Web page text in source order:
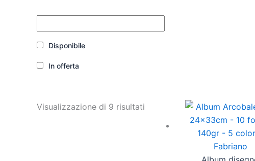
Disponibile
In offerta
Visualizzazione di 9 risultati